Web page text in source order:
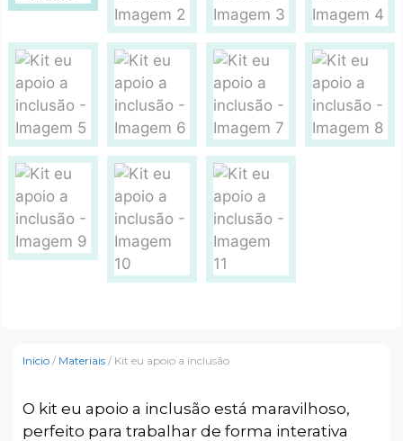
Início / Materiais / Kit eu apoio a inclusão
O kit eu apoio a inclusão está maravilhoso,
perfeito para trabalhar de forma interativa